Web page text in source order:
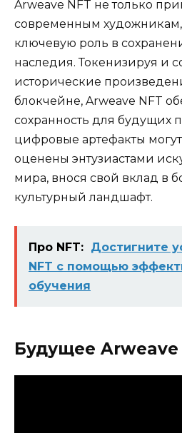
Arweave NFT не только
современным художникам,
ключевую роль в
наследия. Токенизируя и
исторические
блокчейне, Arweave NFT
сохранность для будущих
цифровые артефакты
оценены энтузиастами
мира, внося свой вклад в
культурный ландшафт.
Про NFT: Достигните
NFT с помощью
обучения
Будущее Arweave